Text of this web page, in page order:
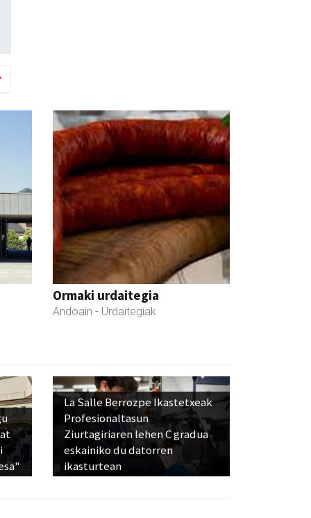
Ormaki urdaitegia
Andoain - Urdaitegiak
La Salle Berrozpe Ikastetxeak
Profesionaltasun
Ziurtagiriaren lehen C gradua
eskainiko du datorren
ikasturtean